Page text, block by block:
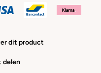
dit product
delen